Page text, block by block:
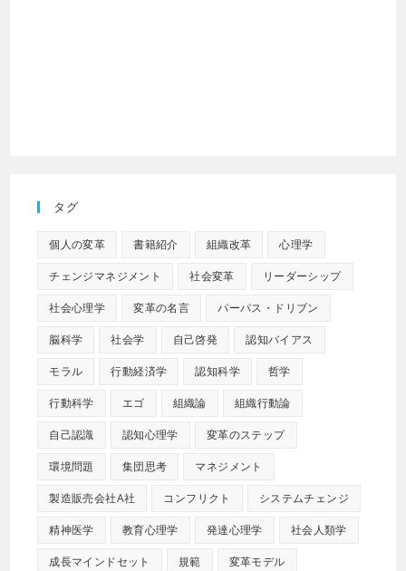
タグ
個人の変革 書籍紹介 組織改革 心理学
チェンジマネジメント 社会変革 リーダーシップ
社会心理学 変革の名言 パーパス・ドリブン
脳科学 社会学 自己啓発 認知バイアス
モラル 行動経済学 認知科学 哲学
行動科学 エゴ 組織論 組織行動論
自己認識 認知心理学 変革のステップ
環境問題 集団思考 マネジメント
製造販売会社A社 コンフリクト システムチェンジ
精神医学 教育心理学 発達心理学 社会人類学
成長マインドセット 規範 変革モデル